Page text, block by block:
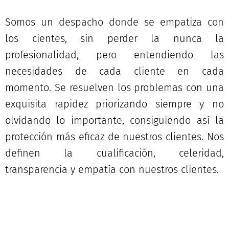
Somos un despacho donde se empatiza con
los cientes, sin perder la nunca la
profesionalidad, pero entendiendo las
necesidades de cada cliente en cada
momento. Se resuelven los problemas con una
exquisita rapidez priorizando siempre y no
olvidando lo importante, consiguiendo así la
protección más eficaz de nuestros clientes. Nos
definen la cualificación, celeridad,
transparencia y empatía con nuestros clientes.